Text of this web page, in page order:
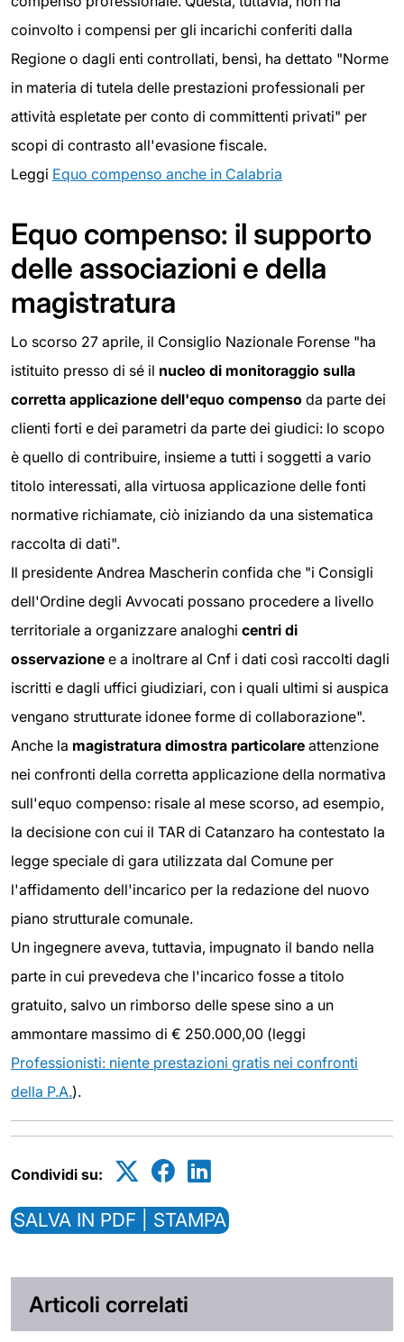
coinvolto i compensi per gli incarichi conferiti dalla
Regione o dagli enti controllati, bensì, ha dettato "Norme
in materia di tutela delle prestazioni professionali per
attività espletate per conto di committenti privati" per
scopi di contrasto all'evasione fiscale.
Leggi Equo compenso anche in Calabria
Equo compenso: il supporto
delle associazioni e della
magistratura
Lo scorso 27 aprile, il Consiglio Nazionale Forense "ha
istituito presso di sé il nucleo di monitoraggio sulla
corretta applicazione dell'equo compenso da parte dei
clienti forti e dei parametri da parte dei giudici: lo scopo
è quello di contribuire, insieme a tutti i soggetti a vario
titolo interessati, alla virtuosa applicazione delle fonti
normative richiamate, ciò iniziando da una sistematica
raccolta di dati".
Il presidente Andrea Mascherin confida che "i Consigli
dell'Ordine degli Avvocati possano procedere a livello
territoriale a organizzare analoghi centri di
osservazione e a inoltrare al Cnf i dati così raccolti dagli
iscritti e dagli uffici giudiziari, con i quali ultimi si auspica
vengano strutturate idonee forme di collaborazione".
Anche la magistratura dimostra particolare attenzione
nei confronti della corretta applicazione della normativa
sull'equo compenso: risale al mese scorso, ad esempio,
la decisione con cui il TAR di Catanzaro ha contestato la
legge speciale di gara utilizzata dal Comune per
l'affidamento dell'incarico per la redazione del nuovo
piano strutturale comunale.
Un ingegnere aveva, tuttavia, impugnato il bando nella
parte in cui prevedeva che l'incarico fosse a titolo
gratuito, salvo un rimborso delle spese sino a un
ammontare massimo di € 250.000,00 (leggi
Professionisti: niente prestazioni gratis nei confronti
della P.A.).
Condividi su:
SALVA IN PDF | STAMPA
Articoli correlati